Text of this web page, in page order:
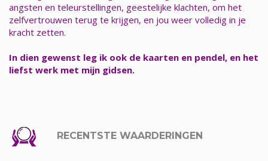
angsten en teleurstellingen, geestelijke klachten, om het
zelfvertrouwen terug te krijgen, en jou weer volledig in je
kracht zetten.
In dien gewenst leg ik ook de kaarten en pendel, en het
liefst werk met mijn gidsen.
RECENTSTE WAARDERINGEN